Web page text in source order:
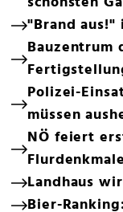
"Brand aus!"
Bauzentrum
Polizei-
müssen
NÖ feiert
Flurdenkmale
Landhaus
Bier-